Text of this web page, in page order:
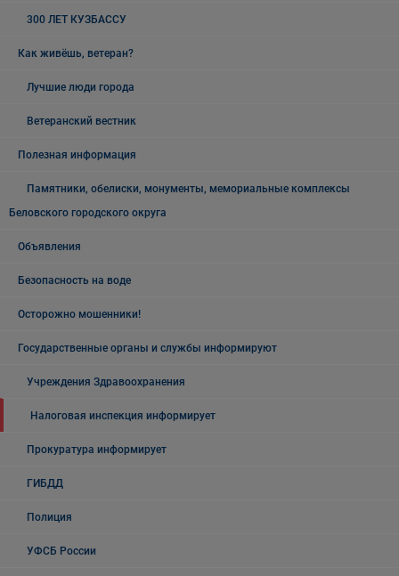
300 ЛЕТ КУЗБАССУ
Как живёшь, ветеран?
Лучшие люди города
Ветеранский вестник
Полезная информация
Памятники, обелиски, монументы, мемориальные комплексы
Беловского городского округа
Объявления
Безопасность на воде
Осторожно мошенники!
Государственные органы и службы информируют
Учреждения Здравоохранения
Налоговая инспекция информирует
Прокуратура информирует
ГИБДД
Полиция
УФСБ России